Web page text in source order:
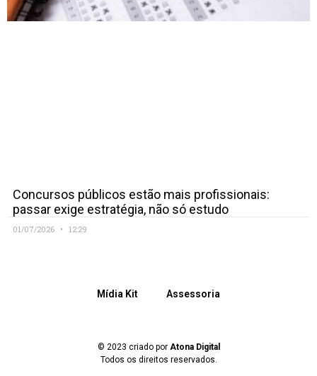
Concursos públicos estão mais profissionais:
passar exige estratégia, não só estudo
01/07/2026 12:29
Mídia Kit Assessoria
© 2023 criado por Atona Digital
Todos os direitos reservados.